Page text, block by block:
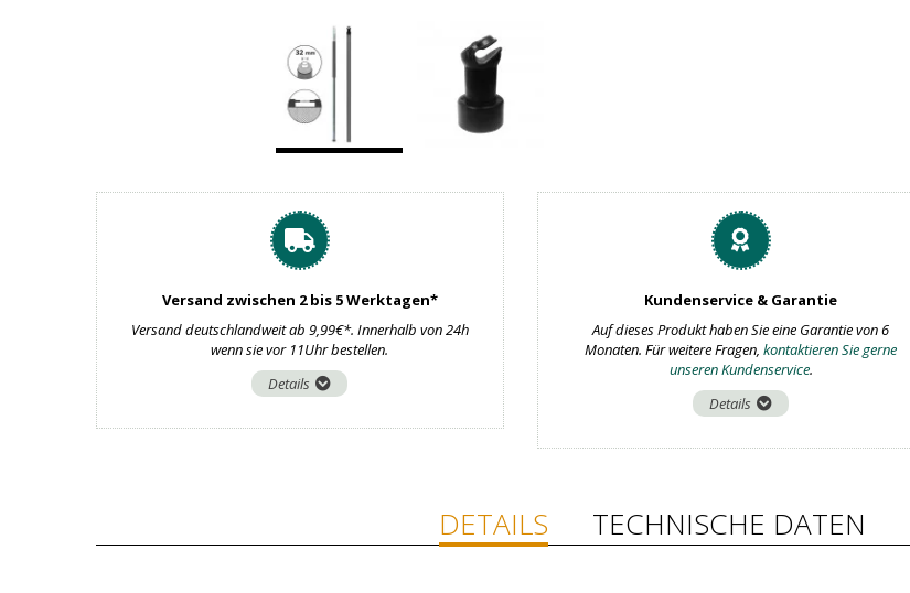
Versand zwischen 2 bis 5 Werktagen*
Versand deutschlandweit ab 9,99€*. Innerhalb von 24h
wenn sie vor 11Uhr bestellen.
Details
Kundenservice & Garantie
Auf dieses Produkt haben Sie eine Garantie von 6
Monaten. Für weitere Fragen,kontaktieren Sie gerne
unseren Kundenservice.
Details
DETAILS TECHNISCHE DATEN